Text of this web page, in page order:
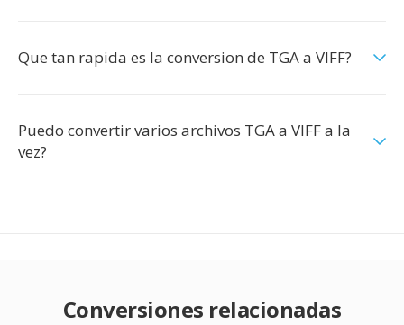
Que tan rapida es la conversion de TGA a VIFF?
Puedo convertir varios archivos TGA a VIFF a la
vez?
Conversiones relacionadas